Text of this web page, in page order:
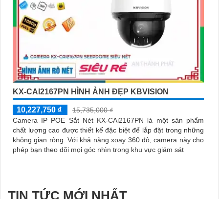
KX-CAI2167PN HÌNH ẢNH ĐẸP KBVISION
10,227,750 ₫
15,735,000 ₫
Camera IP POE Sắt Nét KX-CAi2167PN là một sản phẩm
chất lượng cao được thiết kế đặc biệt để lắp đặt trong những
không gian rộng. Với khả năng xoay 360 độ, camera này cho
phép bạn theo dõi mọi góc nhìn trong khu vực giám sát
TIN TỨC MỚI NHẤT